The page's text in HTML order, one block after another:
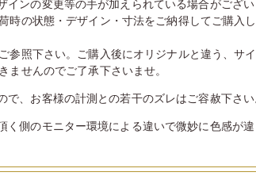
インの変更等の手が加えられている場合がござ
時の状態・デザイン・寸法をご納得してご購入
参照下さい。ご購入後にオリジナルと違う、サ
ませんのでご了承下さいませ。
で、お客様の計測との若干のズレはご容赦下さ
く側のモニター環境による違いで微妙に色感が